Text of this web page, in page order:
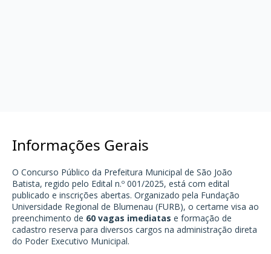
Informações Gerais
O Concurso Público da Prefeitura Municipal de São João
Batista, regido pelo Edital n.º 001/2025, está com edital
publicado e inscrições abertas. Organizado pela Fundação
Universidade Regional de Blumenau (FURB), o certame visa ao
preenchimento de 60 vagas imediatas e formação de
cadastro reserva para diversos cargos na administração direta
do Poder Executivo Municipal.